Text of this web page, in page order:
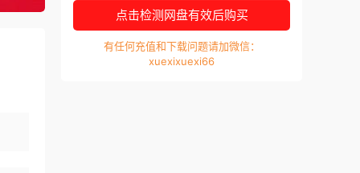
点击检测网盘有效后购买
有任何充值和下载问题请加微信：
xuexixuexi66